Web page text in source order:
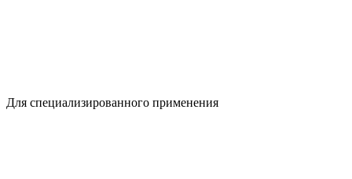
Для специализированного применения